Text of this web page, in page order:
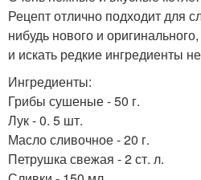
Рецепт отлично подходит для
нибудь нового и
и искать редкие ингредиенты
Ингредиенты:
Грибы сушеные - 50 г.
Лук - 0. 5 шт.
Масло сливочное - 20 г.
Петрушка свежая - 2 ст. л.